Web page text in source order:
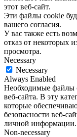
этот веб-сайт.
Эти файлы cookie
вашего согласия.
У вас также есть
отказ от некоторых
просмотра.
Necessary
Necessary
Always Enabled
Необходимые файлы
веб-сайта. В эту
которые
безопасности веб-
личной информации.
Non-necessary